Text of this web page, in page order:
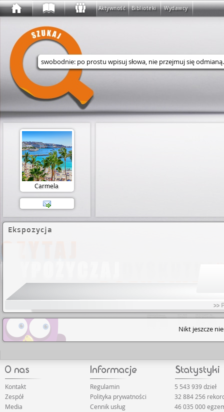
Aktywność Biblioteki Wydawcy
Wyszukaj w serwisie
Carmela
Ekspozycja
>>
Nikt jeszcze
Kontakt
Zespół
Media
Regulamin
Polityka prywatności
Cennik usług
5 543 939 dzieł
32 884 256
46 035 000